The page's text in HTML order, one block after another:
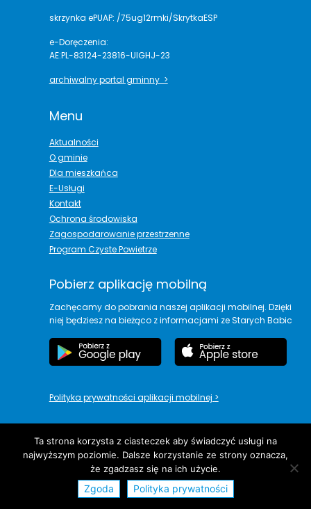
skrzynka ePUAP: /75ug12rmki/SkrytkaESP
e-Doręczenia:
AE:PL-83124-23816-UIGHJ-23
archiwalny portal gminny >
Menu
Aktualności
O gminie
Dla mieszkańca
E-Usługi
Kontakt
Ochrona środowiska
Zagospodarowanie przestrzenne
Program Czyste Powietrze
Pobierz aplikację mobilną
Zachęcamy do pobrania naszej aplikacji mobilnej. Dzięki
niej będziesz na bieżąco z informacjami ze Starych Babic
Polityka prywatności aplikacji mobilnej >
copyright© Urząd Gminy Stare Babice
Ta strona korzysta z ciasteczek aby świadczyć usługi na
najwyższym poziomie. Dalsze korzystanie ze strony oznacza,
że zgadzasz się na ich użycie.
Zgoda Polityka prywatności